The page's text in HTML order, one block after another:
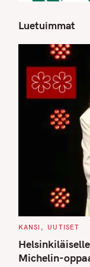
Luetuimmat
C
T
E
G
O
KANSI UUTISET
Michelin-
S
e
a